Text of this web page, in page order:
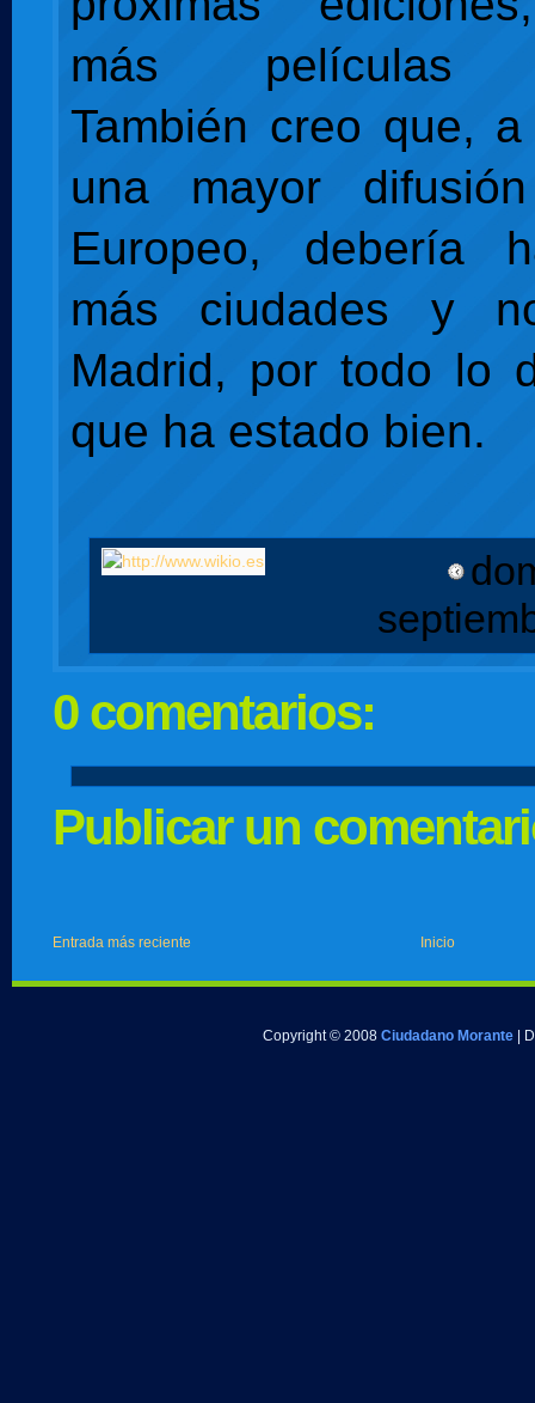
más películas
También creo que,
una mayor
Europeo, debería
más ciudades y
Madrid, por todo lo
que ha estado bien.
0 comentarios:
Publicar un
Entrada más reciente Inicio
Copyright © 2008 Ciudadano Morante |